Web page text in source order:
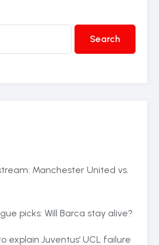
Search
Manchester United vs.
picks: Will Barca stay alive?
explain Juventus’ UCL failure